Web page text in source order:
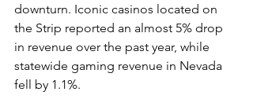
downturn. Iconic casinos located on
the Strip reported an almost 5% drop
in revenue over the past year, while
statewide gaming revenue in Nevada
fell by 1.1%.